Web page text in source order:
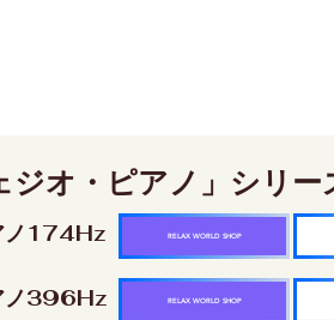
ジオ・ピアノ」シリー
ノ174Hz RELAX WORLD SHOP
ノ396Hz RELAX WORLD SHOP